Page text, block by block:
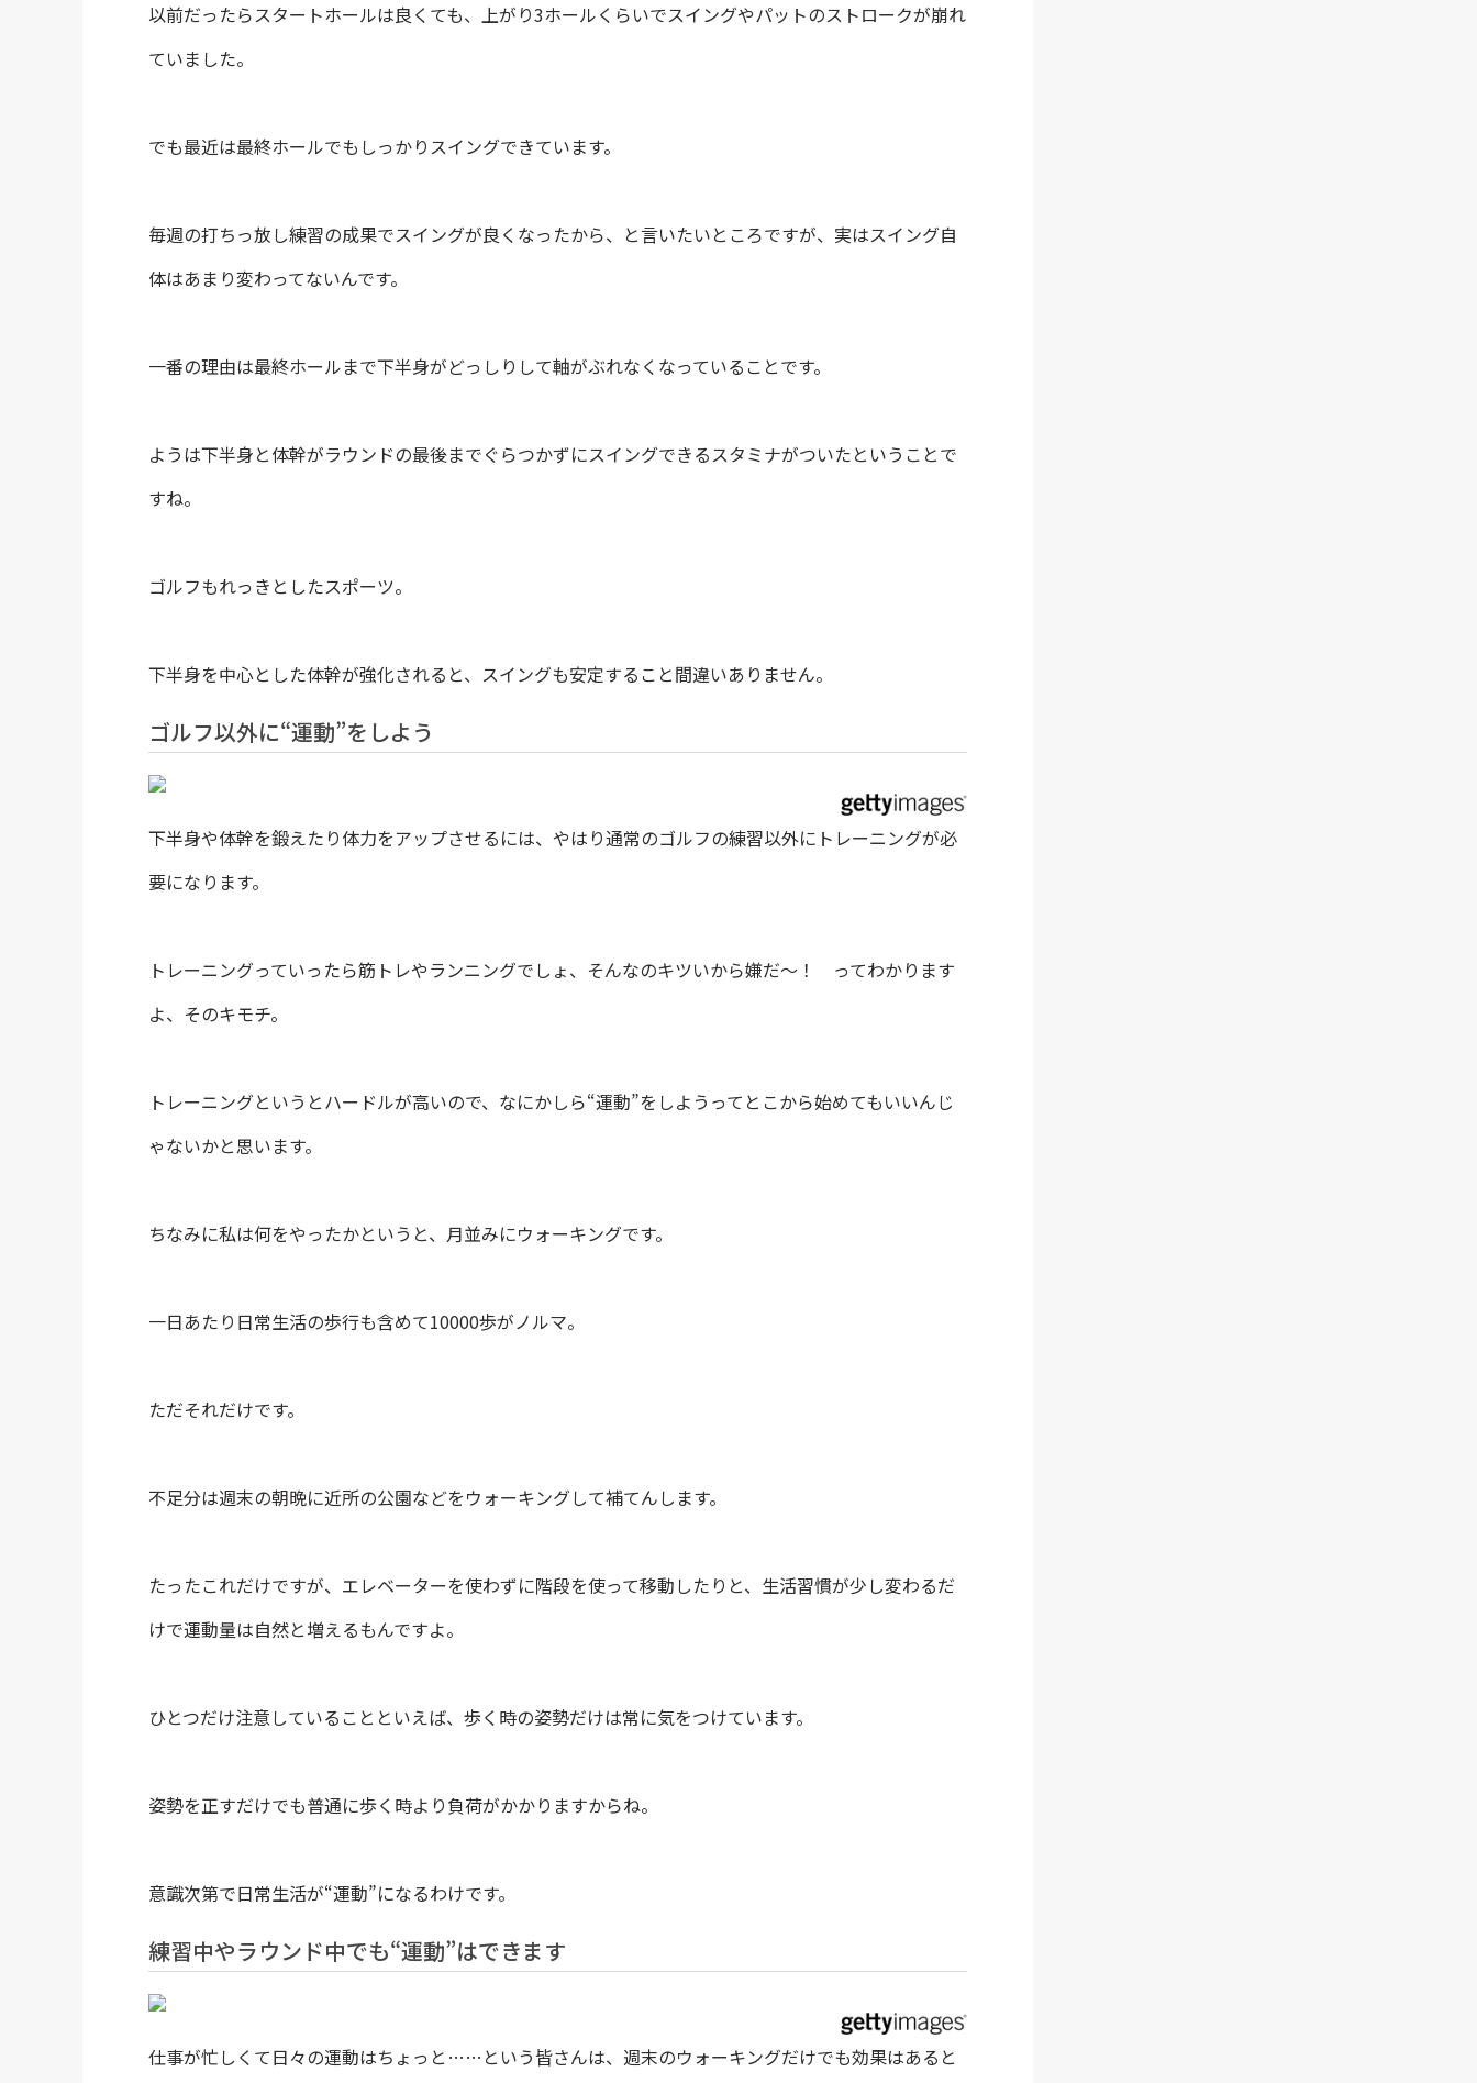
以前だったらスタートホールは良くても、上がり3ホールくらいでスイングやパットのストロークが崩れ
ていました。
でも最近は最終ホールでもしっかりスイングできています。
毎週の打ちっ放し練習の成果でスイングが良くなったから、と言いたいところですが、実はスイング自
体はあまり変わってないんです。
一番の理由は最終ホールまで下半身がどっしりして軸がぶれなくなっていることです。
ようは下半身と体幹がラウンドの最後までぐらつかずにスイングできるスタミナがついたということで
すね。
ゴルフもれっきとしたスポーツ。
下半身を中心とした体幹が強化されると、スイングも安定すること間違いありません。
ゴルフ以外に“運動”をしよう
下半身や体幹を鍛えたり体力をアップさせるには、やはり通常のゴルフの練習以外にトレーニングが必
要になります。
トレーニングっていったら筋トレやランニングでしょ、そんなのキツいから嫌だ～！ ってわかります
よ、そのキモチ。
トレーニングというとハードルが高いので、なにかしら“運動”をしようってとこから始めてもいいんじ
ゃないかと思います。
ちなみに私は何をやったかというと、月並みにウォーキングです。
一日あたり日常生活の歩行も含めて10000歩がノルマ。
ただそれだけです。
不足分は週末の朝晩に近所の公園などをウォーキングして補てんします。
たったこれだけですが、エレベーターを使わずに階段を使って移動したりと、生活習慣が少し変わるだ
けで運動量は自然と増えるもんですよ。
ひとつだけ注意していることといえば、歩く時の姿勢だけは常に気をつけています。
姿勢を正すだけでも普通に歩く時より負荷がかかりますからね。
意識次第で日常生活が“運動”になるわけです。
練習中やラウンド中でも“運動”はできます
仕事が忙しくて日々の運動はちょっと……という皆さんは、週末のウォーキングだけでも効果はあると